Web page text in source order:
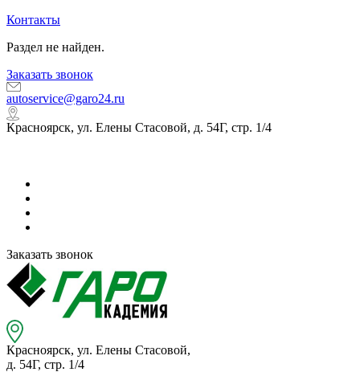
Контакты
Раздел не найден.
Заказать звонок
autoservice@garo24.ru
Красноярск, ул. Елены Стасовой, д. 54Г, стр. 1/4
Заказать звонок
Красноярск, ул. Елены Стасовой,
д. 54Г, стр. 1/4